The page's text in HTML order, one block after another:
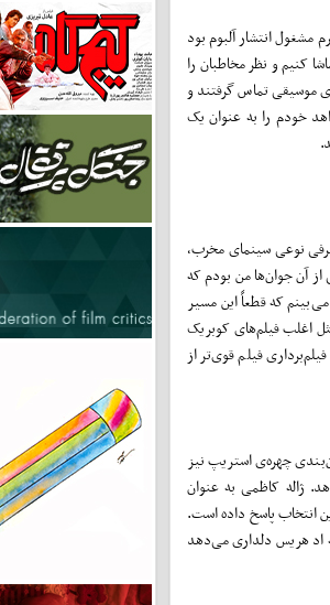
انتشار آلبوم بود
کنیم و نظر مخاطبان را
موسیقی تماس گرفتند و
خودم را به عنوان یک
خاطر معرفی نوعی سینمای مخرب،
آن جوان‌ها من بودم که
که قطعاً این مسیر
اغلب فیلم‌های کوبریک
فیلم قوی‌تر از
چهره‌ی استریپ نیز
ژاله کاظمی به عنوان
انتخاب پاسخ داده است.
اد هریس دلداری می‌دهد